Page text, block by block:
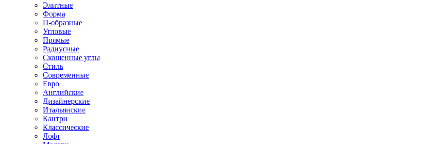
Элитные
Форма
П-образные
Угловые
Прямые
Радиусные
Скошенные углы
Стиль
Современные
Евро
Английские
Дизайнерские
Итальянские
Кантри
Классические
Лофт